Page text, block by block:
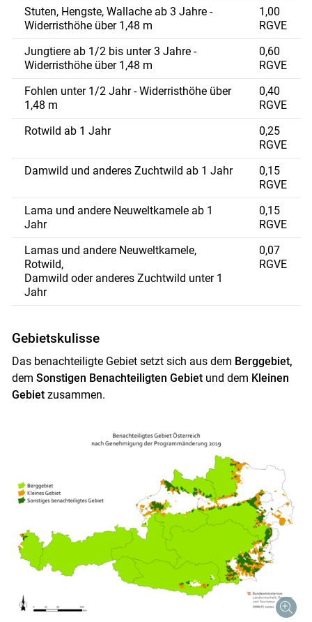
Stuten, Hengste, Wallache ab 3 Jahre -
Widerristhöhe über 1,48 m
1,00
RGVE
Jungtiere ab 1/2 bis unter 3 Jahre -
Widerristhöhe über 1,48 m
0,60
RGVE
Fohlen unter 1/2 Jahr - Widerristhöhe über
1,48 m
0,40
RGVE
Rotwild ab 1 Jahr
0,25
RGVE
Damwild und anderes Zuchtwild ab 1 Jahr
0,15
RGVE
Lama und andere Neuweltkamele ab 1
Jahr
0,15
RGVE
Lamas und andere Neuweltkamele,
Rotwild,
Damwild oder anderes Zuchtwild unter 1
Jahr
0,07
RGVE
Gebietskulisse
Das benachteiligte Gebiet setzt sich aus dem Berggebiet,
dem Sonstigen Benachteiligten Gebietund dem Kleinen
Gebietzusammen.